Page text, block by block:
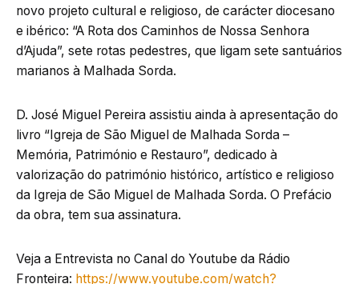
novo projeto cultural e religioso, de carácter diocesano
e ibérico: “A Rota dos Caminhos de Nossa Senhora
d’Ajuda”, sete rotas pedestres, que ligam sete santuários
marianos à Malhada Sorda.
D. José Miguel Pereira assistiu ainda à apresentação do
livro “Igreja de São Miguel de Malhada Sorda –
Memória, Património e Restauro”, dedicado à
valorização do património histórico, artístico e religioso
da Igreja de São Miguel de Malhada Sorda. O Prefácio
da obra, tem sua assinatura.
Veja a Entrevista no Canal do Youtube da Rádio
Fronteira: https://www.youtube.com/watch?